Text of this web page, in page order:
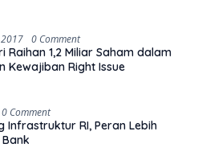
0 Comment
Raihan 1,2 Miliar Saham dalam
Kewajiban Right Issue
0 Comment
Infrastruktur RI, Peran Lebih